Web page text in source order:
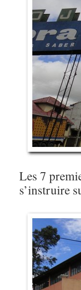
Les 7
s’instruire